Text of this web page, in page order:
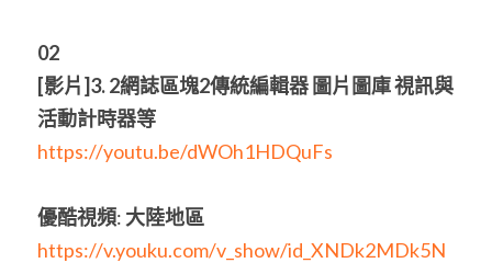
02
[影片]3. 2網誌區塊2傳統編輯器 圖片圖庫視訊與
活動計時器等
https://youtu.be/dWOh1HDQuFs
優酷視頻: 大陸地區
https://v.youku.com/v_show/id_XNDk2MDk5N